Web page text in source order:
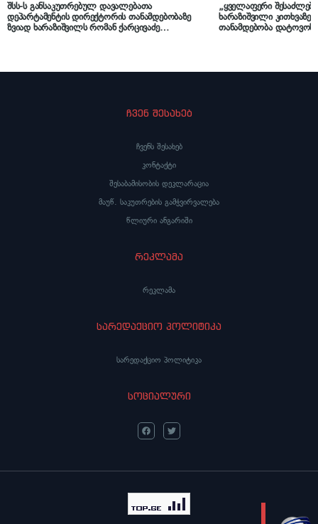
შსს-ს განსაკუთრებულ დავალებათა
დეპარტამენტის დირექტორის თანამდებობაზე
ზვიად ხარაზიშვილს რომან ქარცივაძე
„ყველაფერი
ხარაზიშვილი
თანამდებობა დატოვოს
ჩვენ შესახებ
ჩვენს შესახებ
კონტაქტი
შესაბამისობის დეკლარაცია
მაუწ. საკუთრების გამჭვირვალება
წლიური ანგარიში
რეკლამა
რეკლამა
სარედაქციო პოლიტიკა
სარედაქციო პოლიტიკა
სოციალური